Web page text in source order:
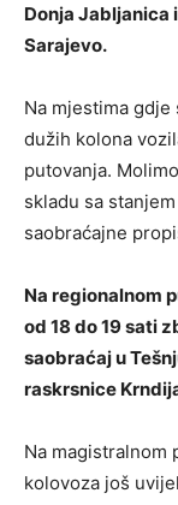
Donja Jabljanica
Sarajevo.
Na mjestima
dužih kolona
putovanja.
skladu sa
saobraćajne
Na regionalnom
od 18 do 19 sati
saobraćaj u
raskrsnice
Na magistralnom
kolovoza još